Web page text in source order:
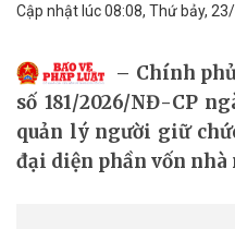
Cập nhật lúc 08:08, Thứ bảy,
Chính
số 181/2026/NĐ-CP
quản lý người giữ
đại diện phần vốn